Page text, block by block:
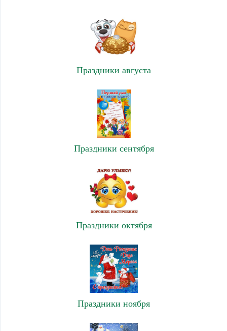
Праздники августа
Праздники сентября
Праздники октября
Праздники ноября